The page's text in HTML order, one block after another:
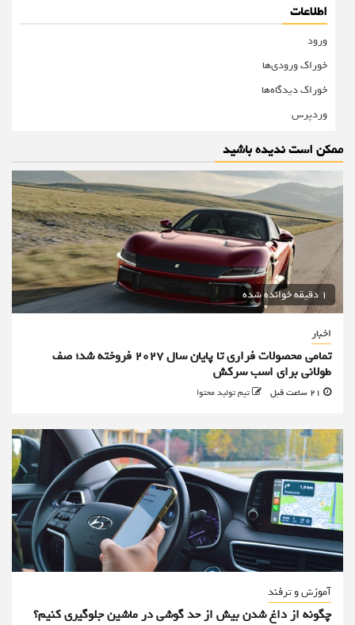
اطلاعات
ورود
خوراک ورودی‌ها
خوراک دیدگاه‌ها
وردپرس
ممکن است ندیده باشید
1 دقیقه خوانده شده
اخبار
تمامی محصولات فراری تا پایان سال ۲۰۲۷ فروخته شد؛ صف
طولانی برای اسب سرکش
تیم تولید محتوا
آموزش و ترفند
چگونه از داغ شدن بیش از حد گوشی در ماشین جلوگیری کنیم؟